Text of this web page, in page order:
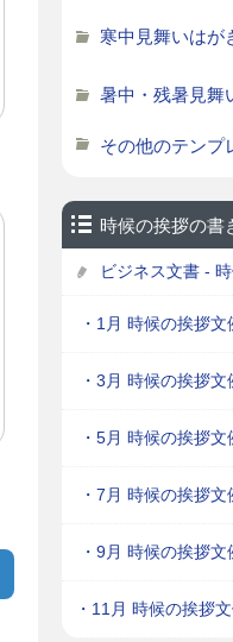
寒中見舞いはが
暑中・残暑見舞
その他のテンプ
時候の挨拶の書
ビジネス文書 -
・1月 時候の挨拶文
・3月 時候の挨拶文
・5月 時候の挨拶文
・7月 時候の挨拶文
・9月 時候の挨拶文
・11月 時候の挨拶文